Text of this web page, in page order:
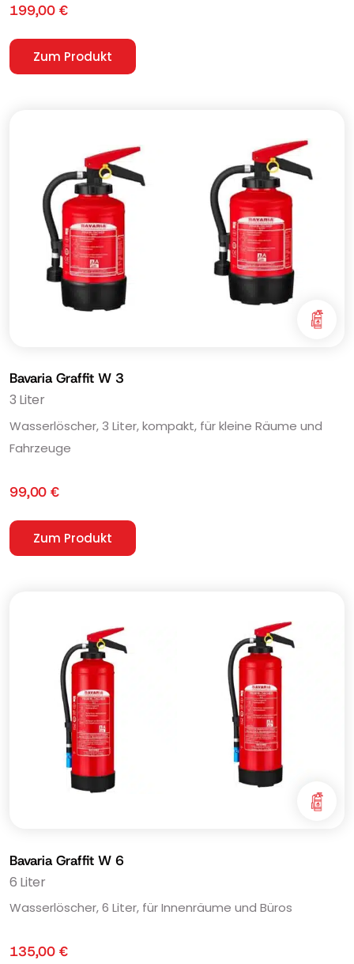
199,00 €
Zum Produkt
Bavaria Graffit W 3
3 Liter
Wasserlöscher, 3 Liter, kompakt, für kleine Räume und
Fahrzeuge
99,00€
Zum Produkt
Bavaria Graffit W 6
6 Liter
Wasserlöscher, 6 Liter, für Innenräume und Büros
135,00 €